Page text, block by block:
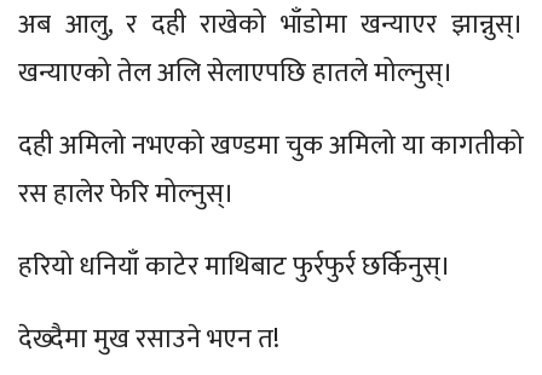
अब आलु, र दही राखेको भाँडोमा खन्याएर झान्नुस्।
खन्याएको तेल अलि सेलाएपछि हातले मोल्नुस्।
दही अमिलो नभएको खण्डमा चुक अमिलो या कागतीको
रस हालेर फेरि मोल्नुस्।
हरियो धनियाँ काटेर माथिबाट फुर्रफुर्र छर्किनुस्।
देख्दैमा मुख रसाउने भएन त!